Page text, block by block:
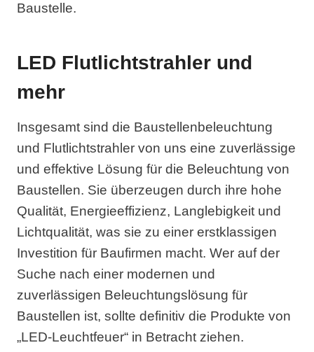
Baustelle.
LED Flutlichtstrahler und
mehr
Insgesamt sind die Baustellenbeleuchtung
und Flutlichtstrahler von uns eine zuverlässige
und effektive Lösung für die Beleuchtung von
Baustellen. Sie überzeugen durch ihre hohe
Qualität, Energieeffizienz, Langlebigkeit und
Lichtqualität, was sie zu einer erstklassigen
Investition für Baufirmen macht. Wer auf der
Suche nach einer modernen und
zuverlässigen Beleuchtungslösung für
Baustellen ist, sollte definitiv die Produkte von
„LED-Leuchtfeuer“ in Betracht ziehen.